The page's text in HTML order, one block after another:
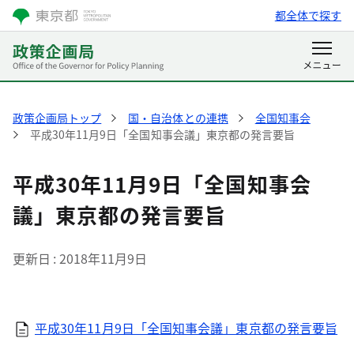
都全体で探す
政策企画局トップ 国・自治体との連携
全国知事会
平成30年11月9日「全国知事会議」東京都の発言要旨
平成30年11月9日「全国知事会
議」東京都の発言要旨
更新日 2018年11月9日
平成30年11月9日「全国知事会議」東京都の発言要旨